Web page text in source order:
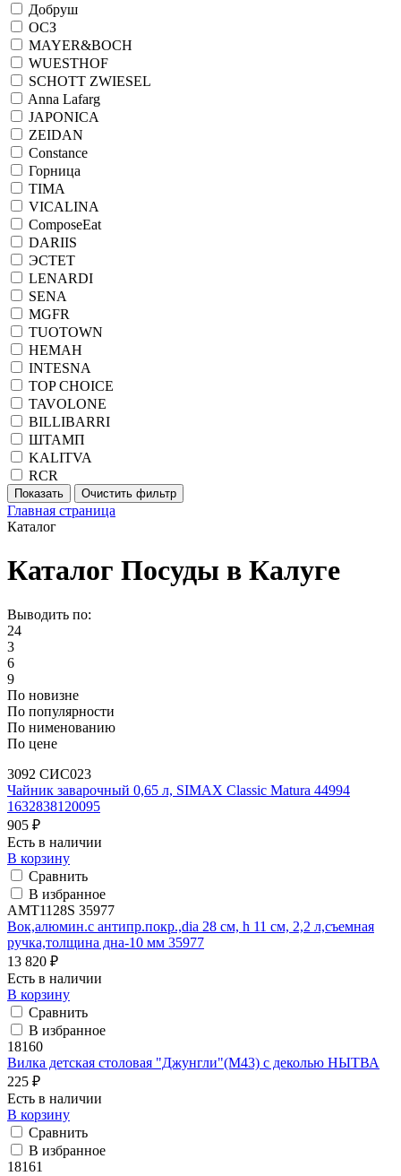
Добруш
ОСЗ
MAYER&BOCH
WUESTHOF
SCHOTT ZWIESEL
Anna Lafarg
JAPONICA
ZEIDAN
Constance
Горница
TIMA
VICALINA
ComposeEat
DARIIS
ЭСТЕТ
LENARDI
SENA
MGFR
TUOTOWN
НЕМАН
INTESNA
TOP CHOICE
TAVOLONE
BILLIBARRI
ШТАМП
KALITVA
RCR
Главная страница
Каталог
Каталог Посуды в Калуге
Выводить по:
24
3
6
9
По новизне
По популярности
По нименованию
По цене
3092 СИС023
Чайник заварочный 0,65 л, SIMAX Classic Matura 44994
1632838120095
905 ₽
Есть в наличии
В корзину
Сравнить
В избранное
AMT1128S 35977
Вок,алюмин.с антипр.покр.,dia 28 см, h 11 см, 2,2 л,съемная
ручка,толщина дна-10 мм 35977
13 820 ₽
Есть в наличии
В корзину
Сравнить
В избранное
18160
Вилка детская столовая "Джунгли"(М43) с деколью НЫТВА
225 ₽
Есть в наличии
В корзину
Сравнить
В избранное
18161